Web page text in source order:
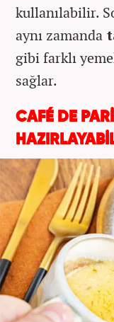
kullanılabilir.
aynı zamanda
gibi farklı
sağlar.
CAFÉ DE